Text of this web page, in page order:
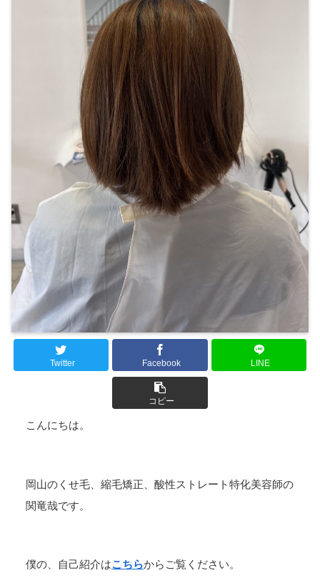
Twitter Facebook LINE
コピー
こんにちは。
岡山のくせ毛、縮毛矯正、酸性ストレート特化美容師の
関竜哉です。
僕の、自己紹介はこちらからご覧ください。